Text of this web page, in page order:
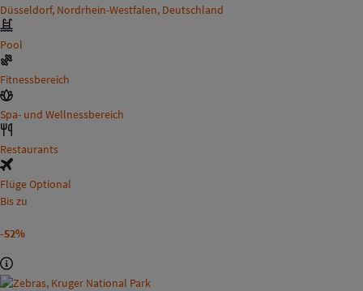
Düsseldorf, Nordrhein-Westfalen, Deutschland
Pool
Fitnessbereich
Spa- und Wellnessbereich
Restaurants
Flüge Optional
Bis zu
-52%